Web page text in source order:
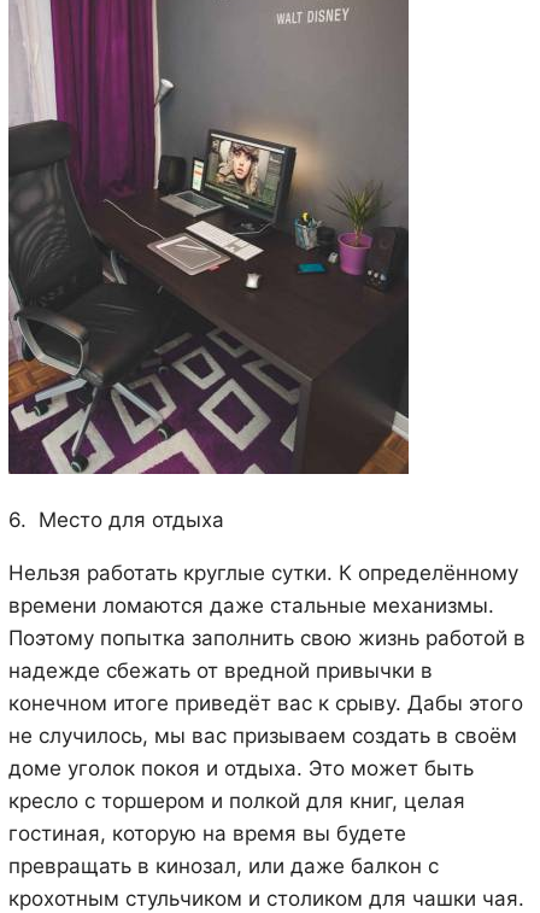
6. Место для отдыха
Нельзя работать круглые сутки. К определённому
времени ломаются даже стальные механизмы.
Поэтому попытка заполнить свою жизнь работой в
надежде сбежать от вредной привычки в
конечном итоге приведёт вас к срыву. Дабы этого
не случилось, мы вас призываем создать в своём
доме уголок покоя и отдыха. Это может быть
кресло с торшером и полкой для книг, целая
гостиная, которую на время вы будете
превращать в кинозал, или даже балкон с
крохотным стульчиком и столиком для чашки чая.